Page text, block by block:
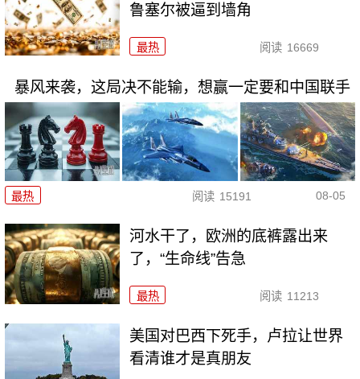
鲁塞尔被逼到墙角
最热 阅读 16669
暴风来袭，这局决不能输，想赢一定要和中国联手
最热 阅读 15191 08-05
河水干了，欧洲的底裤露出来
了，“生命线”告急
最热 阅读 11213
美国对巴西下死手，卢拉让世界
看清谁才是真朋友